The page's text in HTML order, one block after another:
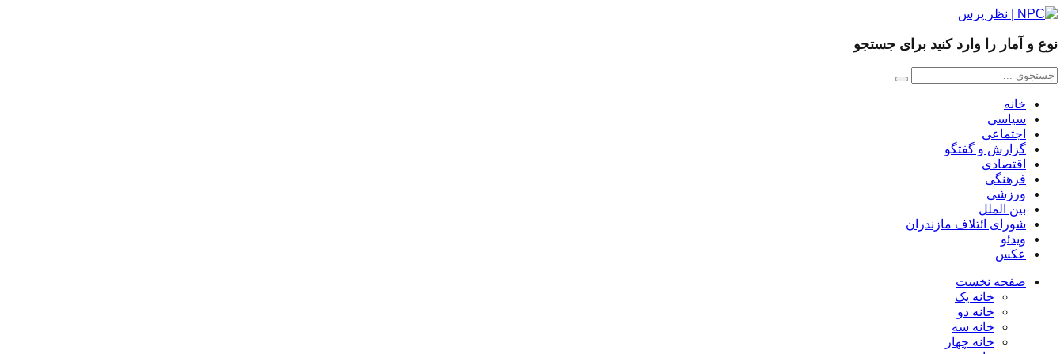
نوع و آمار را وارد کنید برای جستجو
خانه
سیاسی
اجتماعی
گزارش و گفتگو
اقتصادی
فرهنگی
ورزشی
بین الملل
شورای ائتلاف مازندران
ویدئو
عکس
صفحه نخست
خانه یک
خانه دو
خانه سه
خانه چهار